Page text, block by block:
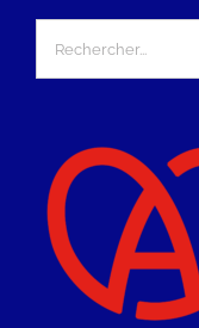
Rechercher: